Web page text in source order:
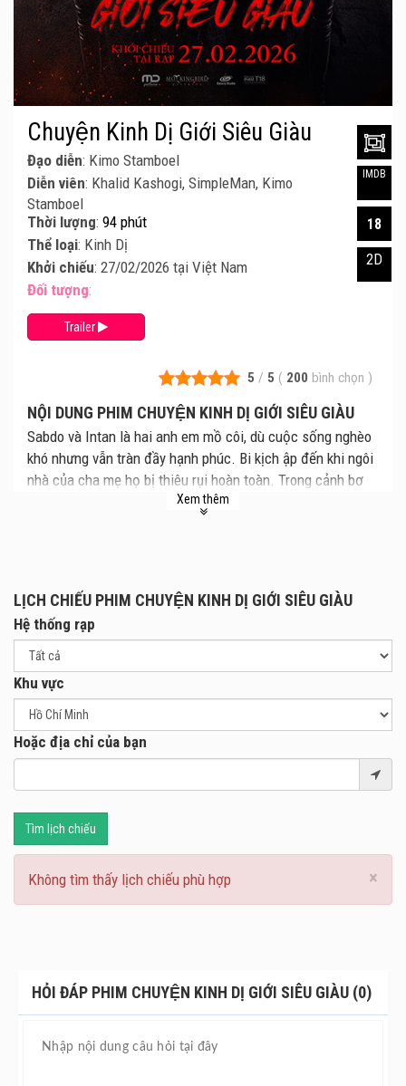
5 / 5 ( 200 bình chọn )
NỘI DUNG PHIM CHUYỆN KINH DỊ GIỚI SIÊU GIÀU
Sabdo và Intan là hai anh em mồ côi, dù cuộc sống nghèo
khó nhưng vẫn tràn đầy hạnh phúc. Bi kịch ập đến khi ngôi
nhà của cha mẹ họ bị thiêu rụi hoàn toàn. Trong cảnh bơ
vơ và tuyệt vọng, họ được Arjo Kuncoro – người chú giàu
tà đạo. Hắn đang âm thầm thực hiện một âm mưu đen tối,
trong đó Sabdo và Intan chính là trung tâm của kế hoạch
nham hiểm ấy.
Xem thêm
Chuyện Kinh Dị Giới Siêu Giàu
Đạo diễn: Kimo Stamboel
Diễn viên: Khalid Kashogi, SimpleMan, Kimo
Stamboel
Thời lượng: 94 phút
Thể loại: Kinh Dị
Khởi chiếu: 27/02/2026 tại Việt Nam
Đối tượng:
Trailer
IMDB
18
2D
LỊCH CHIẾU PHIM CHUYỆN KINH DỊ GIỚI SIÊU GIÀU
Hệ thống rạp
Khu vực
Hoặc địa chỉ của bạn
Tìm lịch chiếu
×
Không tìm thấy lịch chiếu phù hợp
HỎI ĐÁP PHIM CHUYỆN KINH DỊ GIỚI SIÊU GIÀU (0)